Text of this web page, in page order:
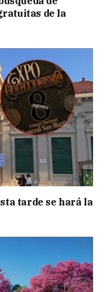
de la
tarde se hará la